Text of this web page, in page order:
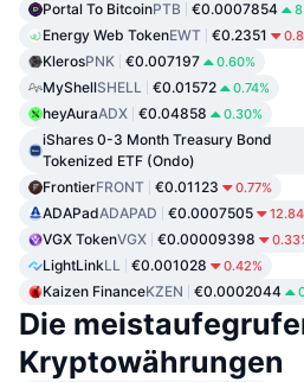
Portal To BitcoinPTB €0.0007854
Energy Web TokenEWT €0.2351
KlerosPNK €0.007197 0.60%
MyShellSHELL €0.01572 0.74%
heyAuraADX €0.04858 0.30%
iShares 0-3 Month Treasury Bond
Tokenized ETF (Ondo)
FrontierFRONT €0.01123 0.77%
ADAPadADAPAD €0.0007505
VGX TokenVGX €0.00009398
LightLinkLL €0.001028 0.42%
Kaizen FinanceKZEN €0.0002044
Die
Kryptowährungen